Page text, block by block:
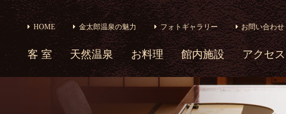
HOME 金太郎温泉の魅力 フォトギャラリー お問い合わせ
客 室 天然温泉 お料理 館内施設 アクセス